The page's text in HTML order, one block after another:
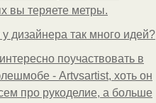
вы теряете метры.
у дизайнера так много идей?
поучаствовать в
- Artvsartist, хоть он
про рукоделие, а больше